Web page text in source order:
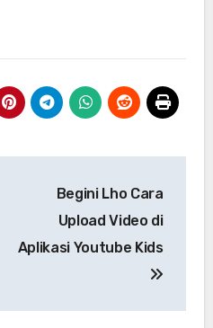
Begini Lho Cara
Upload Video di
Aplikasi Youtube Kids